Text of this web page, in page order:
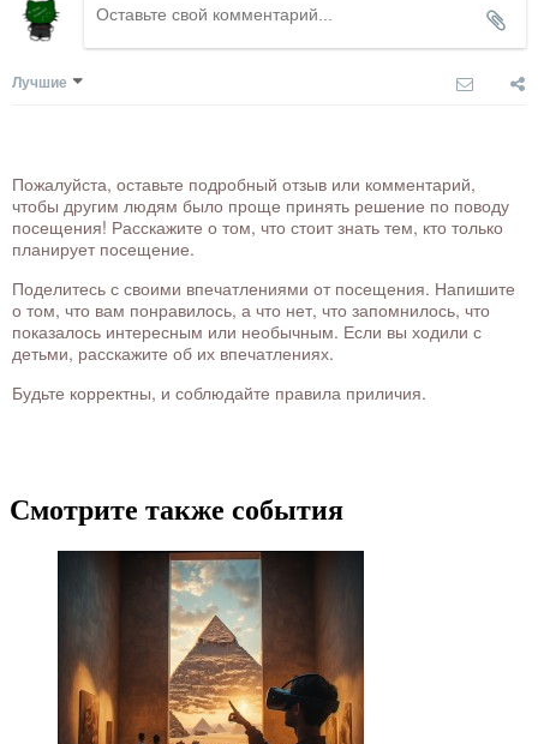
Лучшие
Пожалуйста, оставьте подробный отзыв или комментарий,
чтобы другим людям было проще принять решение по поводу
посещения! Расскажите о том, что стоит знать тем, кто только
планирует посещение.
Поделитесь с своими впечатлениями от посещения. Напишите
о том, что вам понравилось, а что нет, что запомнилось, что
показалось интересным или необычным. Если вы ходили с
детьми, расскажите об их впечатлениях.
Будьте корректны, и соблюдайте правила приличия.
Смотрите также события